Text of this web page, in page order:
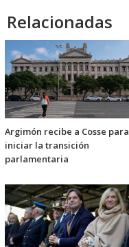
Relacionadas
Argimón recibe a Cosse para
iniciar la transición
parlamentaria